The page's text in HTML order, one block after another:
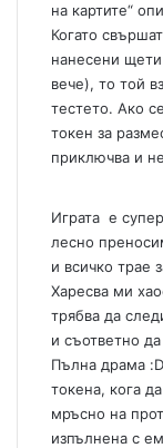
на картите“
Когато
нанесени
вече), то той
тестето. Ако
токен за
приключва и
Играта е
лесно
и всичко трае
Харесва ми
трябва да
и съответно
Пълна драма
токена, кога
мръсно на
изпълнена с